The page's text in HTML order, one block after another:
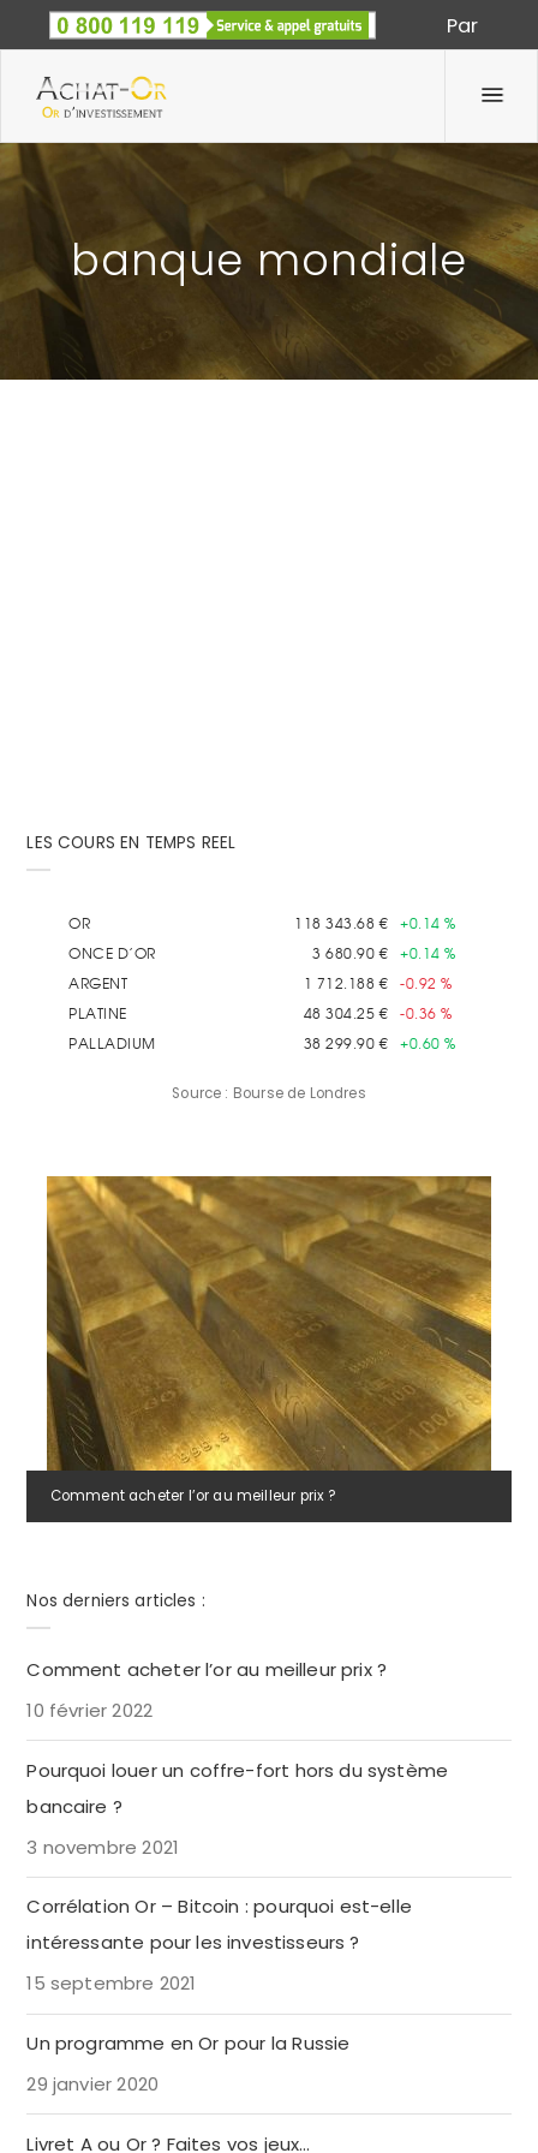
Par
Spécialiste des métaux précieux depuis 1933
banque mondiale
LES COURS EN TEMPS REEL
Source : Bourse de Londres
Comment acheter l’or au meilleur prix ?
Nos derniers articles :
Comment acheter l’or au meilleur prix ?
10 février 2022
Pourquoi louer un coffre-fort hors du système
bancaire ?
3 novembre 2021
Corrélation Or – Bitcoin : pourquoi est-elle
intéressante pour les investisseurs ?
15 septembre 2021
Un programme en Or pour la Russie
29 janvier 2020
Livret A ou Or ? Faites vos jeux…